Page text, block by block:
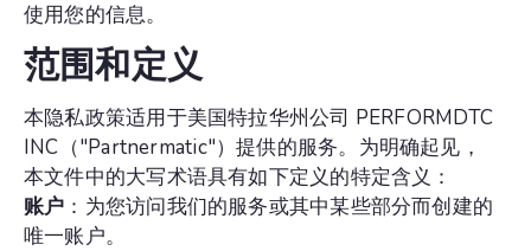
使用您的信息。
范围和定义
本隐私政策适用于美国特拉华州公司 PERFORMDTC
INC（"Partnermatic"）提供的服务。为明确起见，
本文件中的大写术语具有如下定义的特定含义：
账户 ：为您访问我们的服务或其中某些部分而创建的
唯一账户。